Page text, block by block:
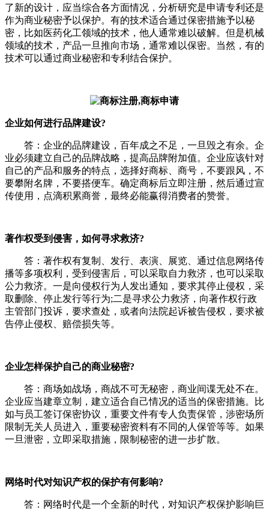
了新的设计，应当综合各方面情况，分析研究是申请专利还是
作为商业秘密予以保护。有的技术适合通过保密措施予以秘
密，比如医药化工领域的技术，他人通常难以破解。但是机械
领域的技术，产品一旦推向市场，通常难以保密。当然，有的
技术可以通过商业秘密和专利结合保护。
企业如何进行品牌建设?
答：企业的品牌建设，百年成之不足，一旦毁之有余。企
业必须建立自己的品牌战略，提高品牌附加值。企业应该针对
自己的产品和服务的特点，选择好商标、商号，不要跟风，不
要攀附名牌，不要搭便车。确定商标后立即注册，然后通过宣
传使用，点滴积累商誉，最终必能赢得消费者的赞誉。
著作权受到侵害，如何寻求救济?
答：著作权有复制、发行、表演、展览、通过信息网络传
播等多项权利，受到侵害后，可以采取自力救济，也可以采取
公力救济。一是向侵权行为人发出通知，要求其停止侵权，采
取删除、停止发行等行为;二是寻求公力救济，向著作权行政
主管部门投诉，要求查处，或者向法院起诉被告侵权，要求被
告停止侵权、赔偿损失等。
企业怎样保护自己的商业秘密?
答：商场如战场，商战不可无秘密，商业间谍无处不在。
企业应当建章立制，建立适合自己情况的适当的保密措施。比
如与员工签订保密协议，重要文件有专人负责保管，涉密场所
限制无关人员进入，重要秘密资料有不同的人保管等等。如果
一旦泄密，立即采取措施，限制秘密的进一步扩散。
网络时代对知识产权的保护有何影响?
答：网络时代是一个全新的时代，对知识产权保护影响巨